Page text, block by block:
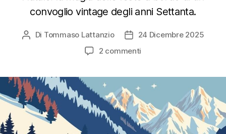
convoglio vintage degli anni Settanta.
Autore
Di Tommaso Lattanzio
Data
dell'articolo
24 Dicembre 2025
2 commenti
storico
Trento
per
i